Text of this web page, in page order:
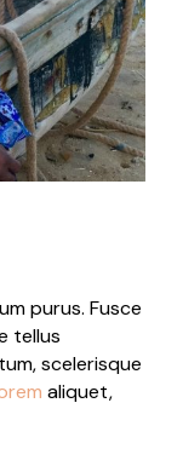
purus. Fusce
tellus
scelerisque
aliquet,